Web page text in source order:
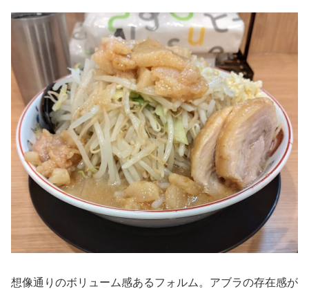
想像通りのボリューム感あるフォルム。アブラの存在感が